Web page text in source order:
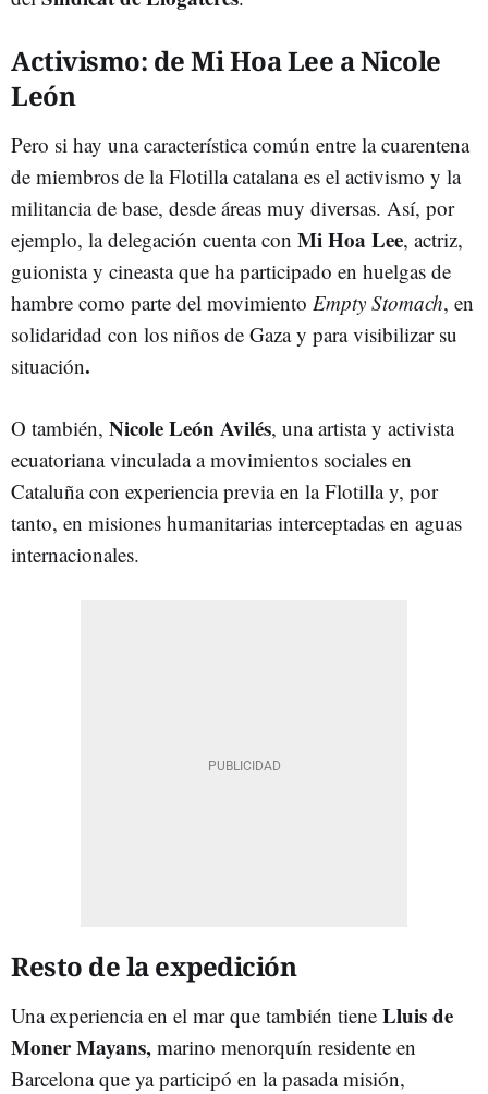
Activismo: de Mi Hoa Lee a Nicole
León
Pero si hay una característica común entre la cuarentena
de miembros de la Flotilla catalana es el activismo y la
militancia de base, desde áreas muy diversas. Así, por
ejemplo, la delegación cuenta con Mi Hoa Lee, actriz,
guionista y cineasta que ha participado en huelgas de
hambre como parte del movimiento Empty Stomach, en
solidaridad con los niños de Gaza y para visibilizar su
situación.
O también, Nicole León Avilés, una artista y activista
ecuatoriana vinculada a movimientos sociales en
Cataluña con experiencia previa en la Flotilla y, por
tanto, en misiones humanitarias interceptadas en aguas
internacionales.
Resto de la expedición
Una experiencia en el mar que también tiene Lluis de
Moner Mayans, marino menorquín residente en
Barcelona que ya participó en la pasada misión,